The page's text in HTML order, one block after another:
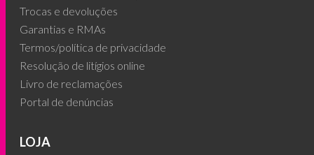
Trocas e devoluções
Garantias e RMAs
Termos/política de privacidade
Resolução de litígios online
Livro de reclamações
Portal de denúncias
LOJA